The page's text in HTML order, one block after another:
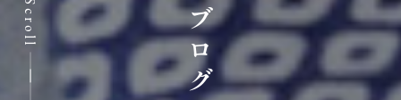
Scroll